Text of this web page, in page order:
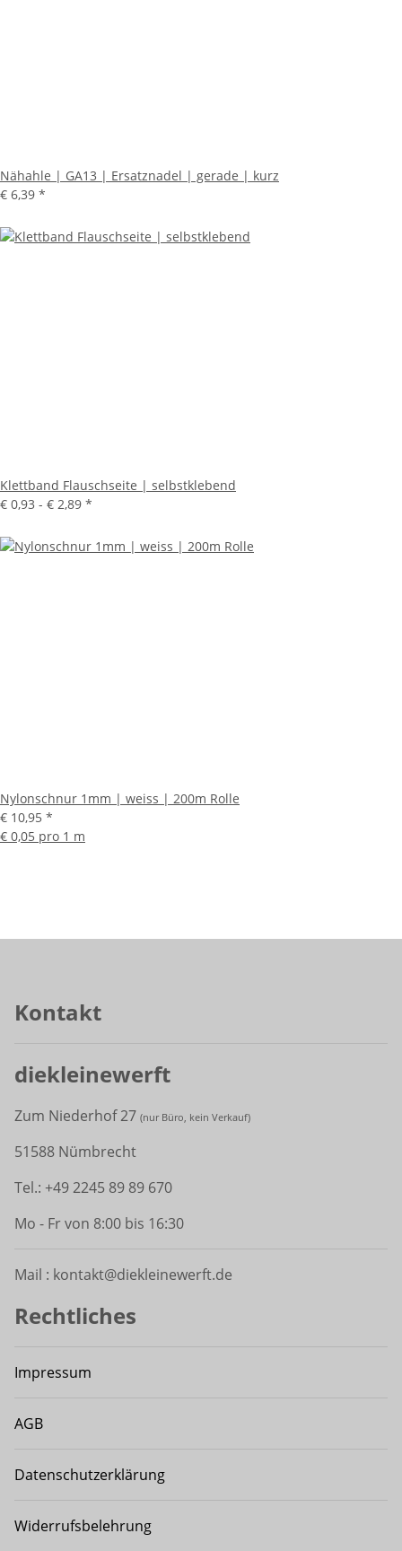
Nähahle | GA13 | Ersatznadel | gerade | kurz
€ 6,39 *
Klettband Flauschseite | selbstklebend
€ 0,93 - € 2,89 *
Nylonschnur 1mm | weiss | 200m Rolle
€ 10,95 *
€ 0,05 pro 1 m
Kontakt
diekleinewerft
Zum Niederhof 27 (nur Büro, kein Verkauf)
51588 Nümbrecht
Tel.: +49 2245 89 89 670
Mo - Fr von 8:00 bis 16:30
Mail : kontakt@diekleinewerft.de
Rechtliches
Impressum
AGB
Datenschutzerklärung
Widerrufsbelehrung